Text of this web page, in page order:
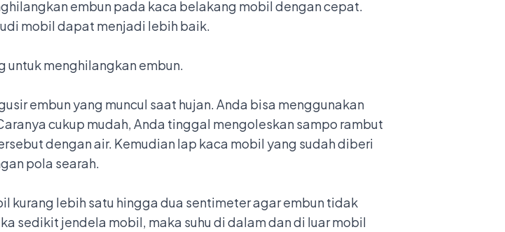
embun pada kaca belakang mobil dengan cepat.
mobil dapat menjadi lebih baik.
untuk menghilangkan embun.
embun yang muncul saat hujan. Anda bisa menggunakan
cukup mudah, Anda tinggal mengoleskan sampo rambut
dengan air. Kemudian lap kaca mobil yang sudah diberi
pola searah.
kurang lebih satu hingga dua sentimeter agar embun tidak
sedikit jendela mobil, maka suhu di dalam dan di luar mobil